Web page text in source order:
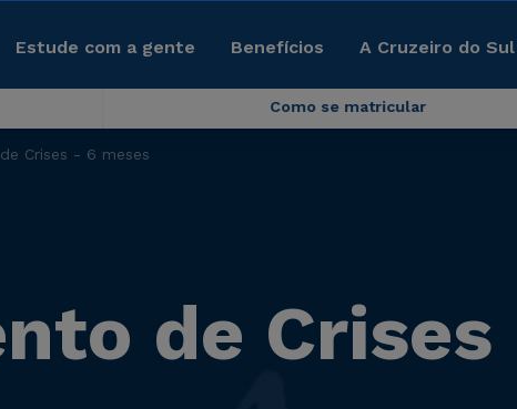
Estude com a gente Benefícios A Cruzeiro do
Como se matricular
Crises - 6 meses
de